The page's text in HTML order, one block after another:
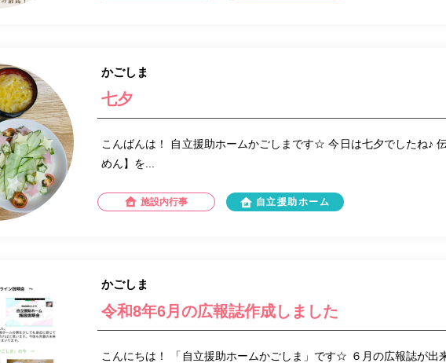
かごしま
七夕
こんばんは！ 自立援助ホームかごしまです☆ 今日は七夕でしたね♪
めん】を...
施設内行事 自立援助ホーム
かごしま
令和8年6月の広報誌作成しました
こんにちは！ 「自立援助ホームかごしま」です☆ ６月の広報誌が出